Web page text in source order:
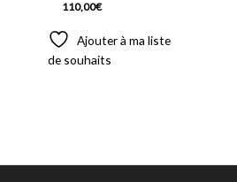
110,00€
Ajouter à ma liste
de souhaits